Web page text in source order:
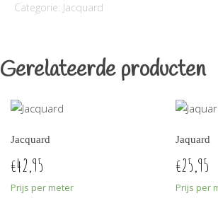
Categorie: Jacquard
Gerelateerde producten
Jacquard
€42,95
Prijs per meter
Jaquard
€25,95
Prijs per